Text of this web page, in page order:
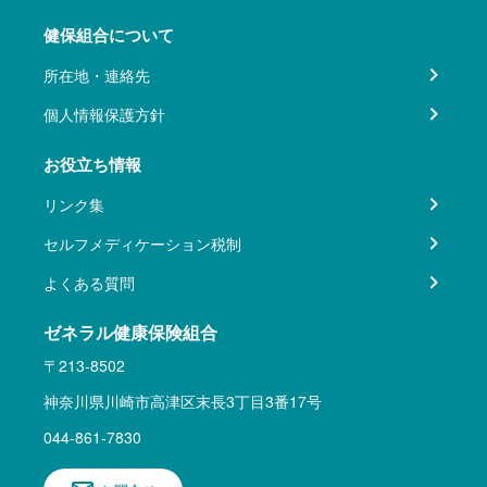
健保組合について
所在地・連絡先
個人情報保護方針
お役立ち情報
リンク集
セルフメディケーション税制
よくある質問
ゼネラル健康保険組合
〒213-8502
神奈川県川崎市高津区末長3丁目3番17号
044-861-7830